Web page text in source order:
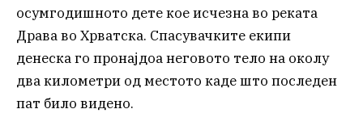
осумгодишното дете кое исчезна во реката
Драва во Хрватска. Спасувачките екипи
денеска го пронајдоа неговото тело на околу
два километри од местото каде што последен
пат било видено.